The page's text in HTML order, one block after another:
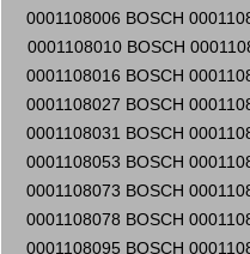
0001108006 BOSCH
0001108010 BOSCH
0001108016 BOSCH
0001108027 BOSCH
0001108031 BOSCH
0001108053 BOSCH
0001108073 BOSCH
0001108078 BOSCH
0001108095 BOSCH